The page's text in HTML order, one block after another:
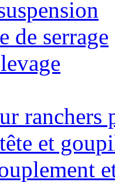
de serrage
ranchers
et